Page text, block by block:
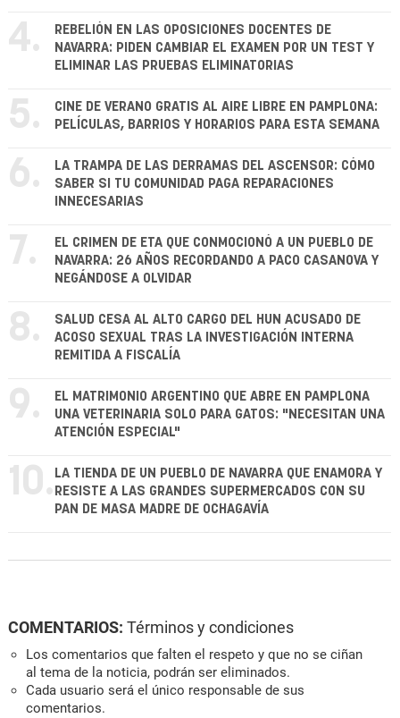
4.
REBELIÓN EN LAS OPOSICIONES DOCENTES DE
NAVARRA: PIDEN CAMBIAR EL EXAMEN POR UN TEST Y
ELIMINAR LAS PRUEBAS ELIMINATORIAS
5.
CINE DE VERANO GRATIS AL AIRE LIBRE EN PAMPLONA:
PELÍCULAS, BARRIOS Y HORARIOS PARA ESTA SEMANA
6.
LA TRAMPA DE LAS DERRAMAS DEL ASCENSOR: CÓMO
SABER SI TU COMUNIDAD PAGA REPARACIONES
INNECESARIAS
7.
EL CRIMEN DE ETA QUE CONMOCIONÓ A UN PUEBLO DE
NAVARRA: 26 AÑOS RECORDANDO A PACO CASANOVA Y
NEGÁNDOSE A OLVIDAR
8.
SALUD CESA AL ALTO CARGO DEL HUN ACUSADO DE
ACOSO SEXUAL TRAS LA INVESTIGACIÓN INTERNA
REMITIDA A FISCALÍA
9.
EL MATRIMONIO ARGENTINO QUE ABRE EN PAMPLONA
UNA VETERINARIA SOLO PARA GATOS: "NECESITAN UNA
ATENCIÓN ESPECIAL"
10. LA TIENDA DE UN PUEBLO DE NAVARRA QUE ENAMORA Y
RESISTE A LAS GRANDES SUPERMERCADOS CON SU
PAN DE MASA MADRE DE OCHAGAVÍA
COMENTARIOS: Términos y condiciones
Los comentarios que falten el respeto y que no se ciñan
al tema de la noticia, podrán ser eliminados.
Cada usuario será el único responsable de sus
comentarios.